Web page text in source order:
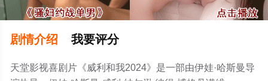
剧情介绍 我要评分
天堂影视喜剧片《威利和我2024》是一部由伊娃·哈斯曼导